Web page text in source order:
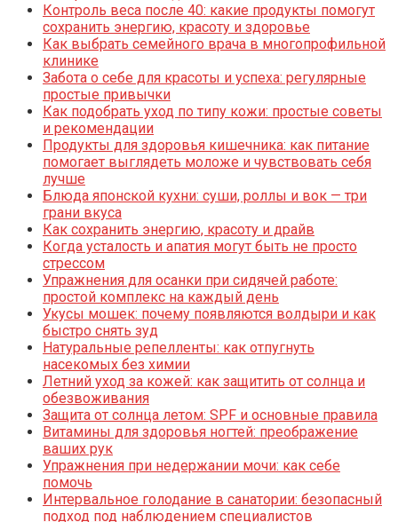
Контроль веса после 40: какие продукты помогут
сохранить энергию, красоту и здоровье
Как выбрать семейного врача в многопрофильной
клинике
Забота о себе для красоты и успеха: регулярные
простые привычки
Как подобрать уход по типу кожи: простые советы
и рекомендации
Продукты для здоровья кишечника: как питание
помогает выглядеть моложе и чувствовать себя
лучше
Блюда японской кухни: суши, роллы и вок — три
грани вкуса
Как сохранить энергию, красоту и драйв
Когда усталость и апатия могут быть не просто
стрессом
Упражнения для осанки при сидячей работе:
простой комплекс на каждый день
Укусы мошек: почему появляются волдыри и как
быстро снять зуд
Натуральные репелленты: как отпугнуть
насекомых без химии
Летний уход за кожей: как защитить от солнца и
обезвоживания
Защита от солнца летом: SPF и основные правила
Витамины для здоровья ногтей: преображение
ваших рук
Упражнения при недержании мочи: как себе
помочь
Интервальное голодание в санатории: безопасный
подход под наблюдением специалистов